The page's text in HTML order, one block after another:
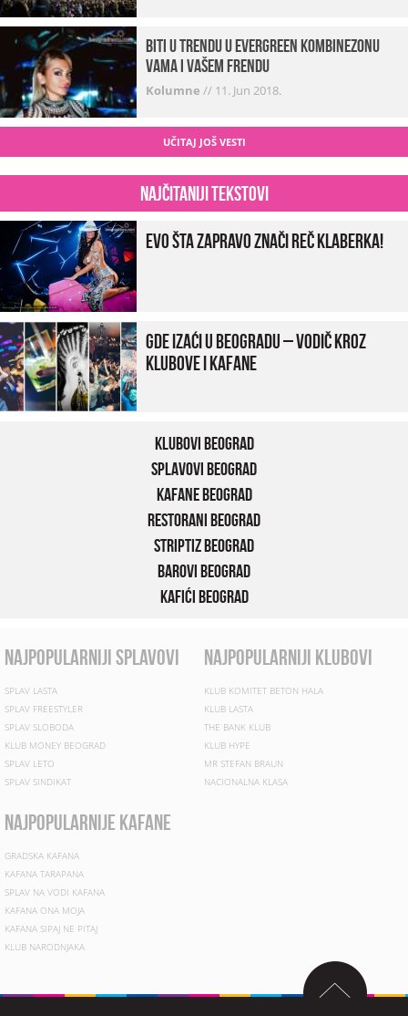
Biti u trendu u Evergreen kombinezonu
vama i vašem frendu
Kolumne // 11. Jun 2018.
UČITAJ JOŠ VESTI
Najčitaniji tekstovi
Evo šta zapravo znači reč klaberka!
Gde izaći u Beogradu – vodič kroz
klubove i kafane
Klubovi Beograd
Splavovi Beograd
Kafane Beograd
Restorani Beograd
Striptiz Beograd
Barovi Beograd
Kafići Beograd
najpopularniji splavovi
SPLAV LASTA
SPLAV FREESTYLER
SPLAV SLOBODA
KLUB MONEY BEOGRAD
SPLAV LETO
SPLAV SINDIKAT
najpopularniji klubovi
KLUB KOMITET BETON HALA
KLUB LASTA
THE BANK KLUB
KLUB HYPE
MR STEFAN BRAUN
NACIONALNA KLASA
najpopularnije kafane
GRADSKA KAFANA
KAFANA TARAPANA
SPLAV NA VODI KAFANA
KAFANA ONA MOJA
KAFANA SIPAJ NE PITAJ
KLUB NARODNJAKA